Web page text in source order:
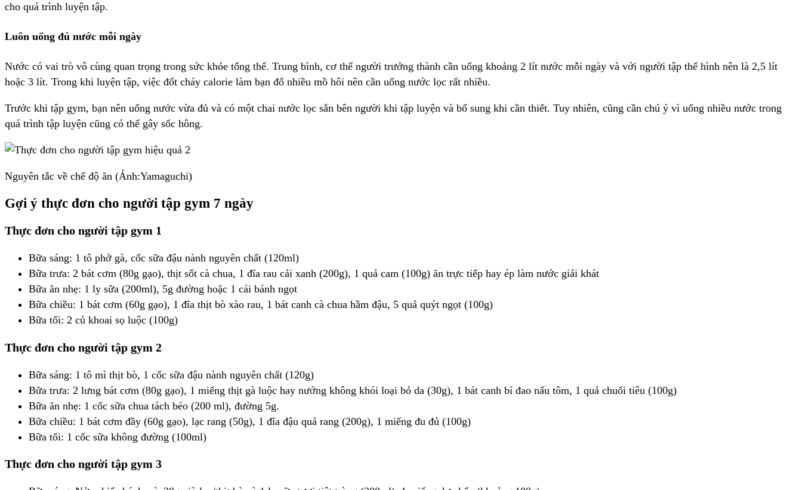
cho quá trình luyện tập.
Luôn uống đủ nước mỗi ngày
Nước có vai trò vô cùng quan trọng trong sức khỏe tổng thể. Trung bình, cơ thể người trưởng thành cần uống khoảng 2 lít nước mỗi ngày và với người tập thể hình nên là 2,5 lít
hoặc 3 lít. Trong khi luyện tập, việc đốt cháy calorie làm bạn đổ nhiều mồ hôi nên cần uống nước lọc rất nhiều.
Trước khi tập gym, bạn nên uống nước vừa đủ và có một chai nước lọc sẵn bên người khi tập luyện và bổ sung khi cần thiết. Tuy nhiên, cũng cần chú ý vì uống nhiều nước trong
quá trình tập luyện cũng có thể gây sốc hông.
Nguyên tắc về chế độ ăn (Ảnh:Yamaguchi)
Gợi ý thực đơn cho người tập gym 7 ngày
Thực đơn cho người tập gym 1
Bữa sáng: 1 tô phở gà, cốc sữa đậu nành nguyên chất (120ml)
Bữa trưa: 2 bát cơm (80g gạo), thịt sốt cà chua, 1 đĩa rau cải xanh (200g), 1 quả cam (100g) ăn trực tiếp hay ép làm nước giải khát
Bữa ăn nhẹ: 1 ly sữa (200ml), 5g đường hoặc 1 cái bánh ngọt
Bữa chiều: 1 bát cơm (60g gạo), 1 đĩa thịt bò xào rau, 1 bát canh cà chua hầm đậu, 5 quả quýt ngọt (100g)
Bữa tối: 2 củ khoai sọ luộc (100g)
Thực đơn cho người tập gym 2
Bữa sáng: 1 tô mì thịt bò, 1 cốc sữa đậu nành nguyên chất (120g)
Bữa trưa: 2 lưng bát cơm (80g gạo), 1 miếng thịt gà luộc hay nướng không khói loại bỏ da (30g), 1 bát canh bí đao nấu tôm, 1 quả chuối tiêu (100g)
Bữa ăn nhẹ: 1 cốc sữa chua tách béo (200 ml), đường 5g.
Bữa chiều: 1 bát cơm đầy (60g gạo), lạc rang (50g), 1 đĩa đậu quả rang (200g), 1 miếng đu đủ (100g)
Bữa tối: 1 cốc sữa không đường (100ml)
Thực đơn cho người tập gym 3